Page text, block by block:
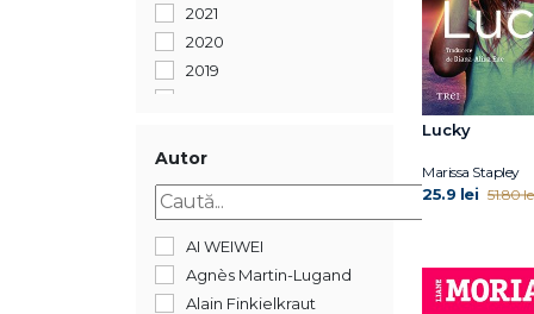
2021
2020
2019
2016
2015
2014
2013
2012
2011
Autor
AI WEIWEI
Agnès Martin-Lugand
Alain Finkielkraut
Lucky
Marissa Stapley
25.9 lei 51.80